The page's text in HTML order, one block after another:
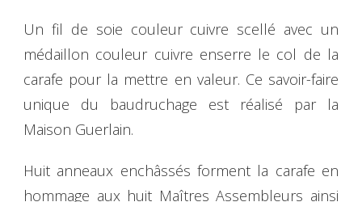
Un fil de soie couleur cuivre scellé avec un
médaillon couleur cuivre enserre le col de la
carafe pour la mettre en valeur. Ce savoir-faire
unique du baudruchage est réalisé par la
Maison Guerlain.
Huit anneaux enchâssés forment la carafe en
hommage aux huit Maîtres Assembleurs ainsi